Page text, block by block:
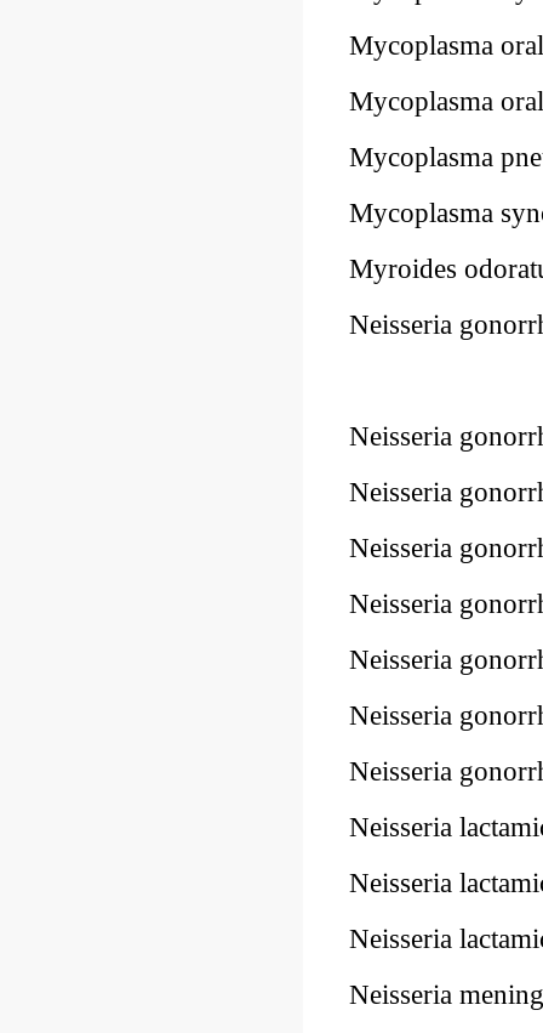
Mycoplasma
Mycoplasma
Mycoplasma
Mycoplasma
Myroides
Neisseria
Neisseria
Neisseria
Neisseria
Neisseria
Neisseria
Neisseria
Neisseria
Neisseria
Neisseria
Neisseria
Neisseria